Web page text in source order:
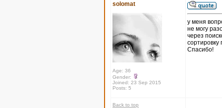
solomat
Age: 36
Gender:
Joined: 23 Sep 2015
Posts: 5
у меня
не могу
через
сортировку
Спасибо!
Back to top